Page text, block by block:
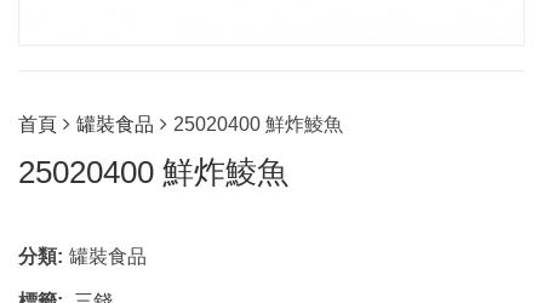
首頁 罐裝食品 25020400 鮮炸鯪魚
25020400 鮮炸鯪魚
分類: 罐裝食品